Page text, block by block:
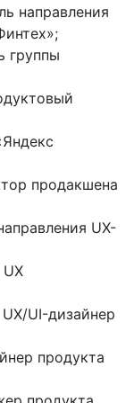
направления
группы
продакшена
UX-
UI-дизайнер
продукта